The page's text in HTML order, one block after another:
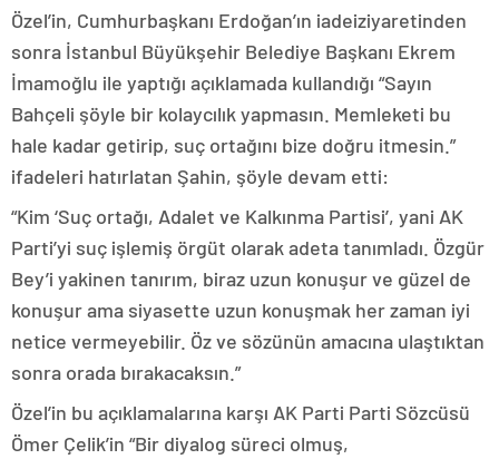
Özel’in, Cumhurbaşkanı Erdoğan’ın iadeiziyaretinden
sonra İstanbul Büyükşehir Belediye Başkanı Ekrem
İmamoğlu ile yaptığı açıklamada kullandığı “Sayın
Bahçeli şöyle bir kolaycılık yapmasın. Memleketi bu
hale kadar getirip, suç ortağını bize doğru itmesin.”
ifadeleri hatırlatan Şahin, şöyle devam etti:
“Kim ‘Suç ortağı, Adalet ve Kalkınma Partisi’, yani AK
Parti’yi suç işlemiş örgüt olarak adeta tanımladı. Özgür
Bey’i yakinen tanırım, biraz uzun konuşur ve güzel de
konuşur ama siyasette uzun konuşmak her zaman iyi
netice vermeyebilir. Öz ve sözünün amacına ulaştıktan
sonra orada bırakacaksın.”
Özel’in bu açıklamalarına karşı AK Parti Parti Sözcüsü
Ömer Çelik’in “Bir diyalog süreci olmuş,